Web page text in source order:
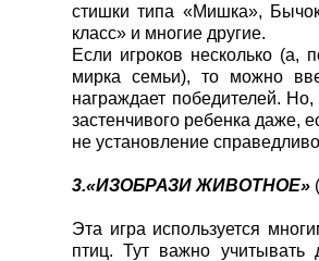
стишки типа «Мишка»,
класс» и многие другие.
Если игроков несколько (а,
мирка семьи), то можно
награждает победителей.
застенчивого ребенка даже,
не установление
3.«ИЗОБРАЗИ ЖИВОТНОЕ»
Эта игра используется
птиц. Тут важно учитывать